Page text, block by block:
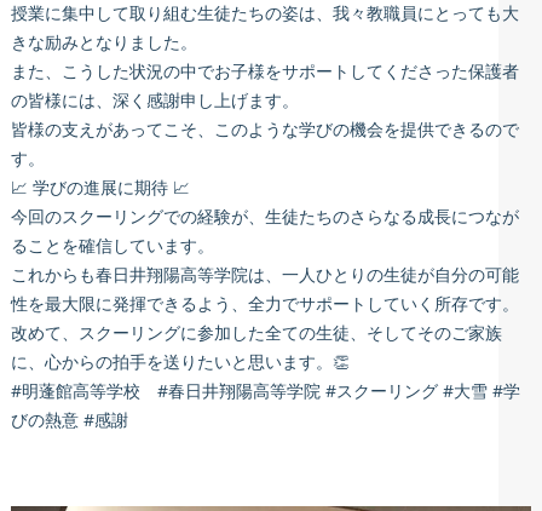
授業に集中して取り組む生徒たちの姿は、我々教職員にとっても大
きな励みとなりました。
また、こうした状況の中でお子様をサポートしてくださった保護者
の皆様には、深く感謝申し上げます。
皆様の支えがあってこそ、このような学びの機会を提供できるので
す。
📈 学びの進展に期待 📈
今回のスクーリングでの経験が、生徒たちのさらなる成長につなが
ることを確信しています。
これからも春日井翔陽高等学院は、一人ひとりの生徒が自分の可能
性を最大限に発揮できるよう、全力でサポートしていく所存です。
改めて、スクーリングに参加した全ての生徒、そしてそのご家族
に、心からの拍手を送りたいと思います。👏
#明蓬館高等学校 #春日井翔陽高等学院 #スクーリング #大雪 #学
びの熱意 #感謝